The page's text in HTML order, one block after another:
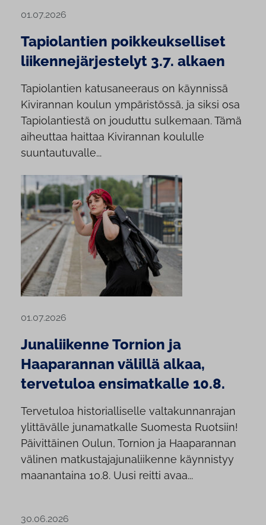
01.07.2026
Tapiolantien poikkeukselliset
liikennejärjestelyt 3.7. alkaen
Tapiolantien katusaneeraus on käynnissä
Kivirannan koulun ympäristössä, ja siksi osa
Tapiolantiestä on jouduttu sulkemaan. Tämä
aiheuttaa haittaa Kivirannan koululle
suuntautuvalle...
01.07.2026
Junaliikenne Tornion ja
Haaparannan välillä alkaa,
tervetuloa ensimatkalle 10.8.
Tervetuloa historialliselle valtakunnanrajan
ylittävälle junamatkalle Suomesta Ruotsiin!
Päivittäinen Oulun, Tornion ja Haaparannan
välinen matkustajajunaliikenne käynnistyy
maanantaina 10.8. Uusi reitti avaa...
30.06.2026